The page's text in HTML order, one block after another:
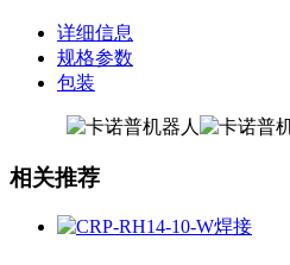
详细信息
规格参数
包装
相关推荐